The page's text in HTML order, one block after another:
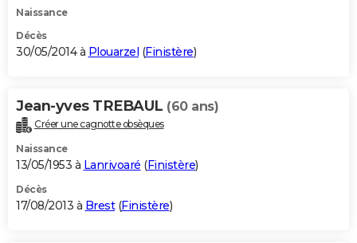
Naissance
Décès
30/05/2014 à Plouarzel (Finistère)
Jean-yves TREBAUL (60 ans)
Créer une cagnotte obsèques
Naissance
13/05/1953 à Lanrivoaré (Finistère)
Décès
17/08/2013 à Brest(Finistère)